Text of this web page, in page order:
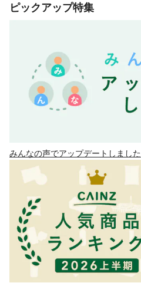
ピックアップ特集
みんなの声でアップデートしました